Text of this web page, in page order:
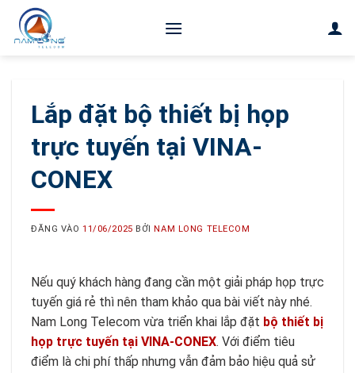
nội
Lắp đặt bộ thiết bị họp
trực tuyến tại VINA-
CONEX
ĐĂNG VÀO11/06/2025 BỞINAM LONG TELECOM
Nếu quý khách hàng đang cần một giải pháp họp trực
tuyến giá rẻ thì nên tham khảo qua bài viết này nhé.
Nam Long Telecom vừa triển khai lắp đặt bộ thiết bị
họp trực tuyến tại VINA-CONEX. Với điểm tiêu
điểm là chi phí thấp nhưng vẫn đảm bảo hiệu quả sử